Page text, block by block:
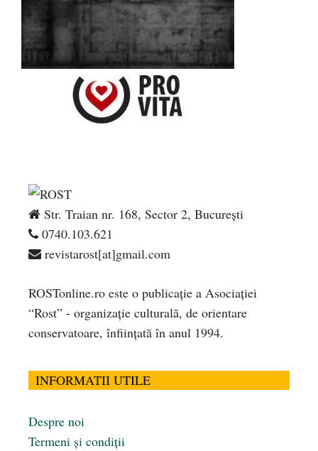
Str. Traian nr. 168, Sector 2, București
0740.103.621
revistarost[at]gmail.com
ROSTonline.ro este o publicaţie a Asociaţiei
“Rost” - organizaţie culturală, de orientare
conservatoare, înfiinţată în anul 1994.
INFORMATII UTILE
Despre noi
Termeni și condiții